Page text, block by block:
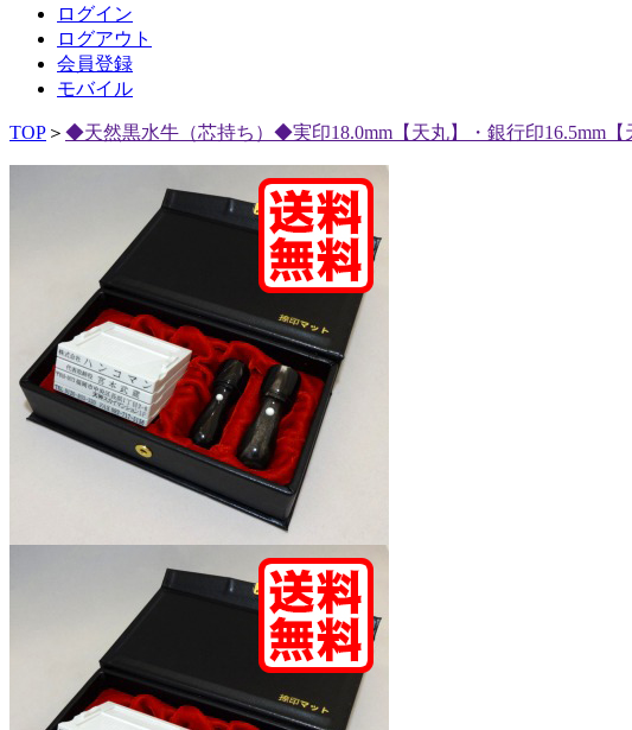
ログイン
ログアウト
会員登録
モバイル
TOP ＞ ◆天然黒水牛（芯持ち）◆実印18.0mm【天丸】・銀行印16.5mm